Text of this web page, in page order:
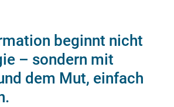
beginnt nicht
– sondern mit
dem Mut, einfach